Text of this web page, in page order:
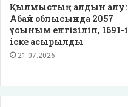
Қылмыстың алдын алу:
Абай облысында 2057
ұсыным енгізіліп, 1691-і
іске асырылды
21.07.2026